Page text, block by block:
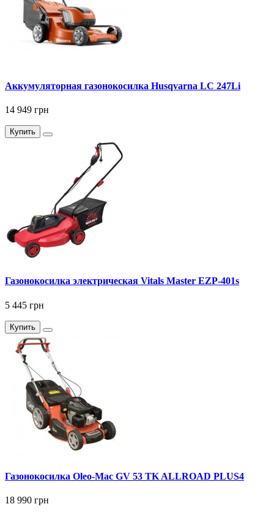
Аккумуляторная газонокосилка Husqvarna LC 247Li
14 949 грн
Купить
Газонокосилка электрическая Vitals Master EZP-401s
5 445 грн
Купить
Газонокосилка Оlео-Маc GV 53 TK ALLROAD PLUS4
18 990 грн